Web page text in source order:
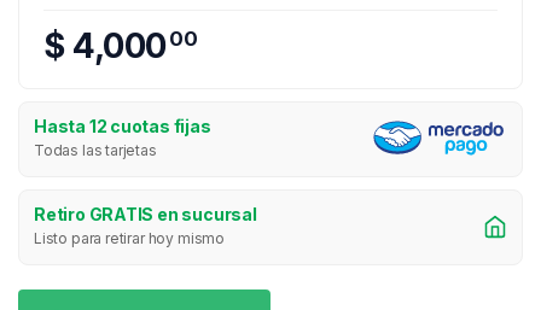
$ 4,00000
Hasta 12 cuotas fijas
Todas las tarjetas
Retiro GRATIS en sucursal
Listo para retirar hoy mismo